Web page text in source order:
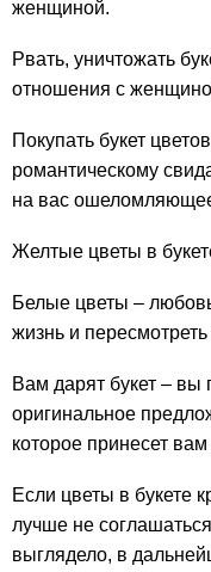
женщиной.
Рвать, уничтожать
отношения с
Покупать букет
романтическому
на вас
Желтые цветы в
Белые цветы –
жизнь и
Вам дарят букет – вы
оригинальное
которое принесет
Если цветы в букете
лучше не
выглядело, в